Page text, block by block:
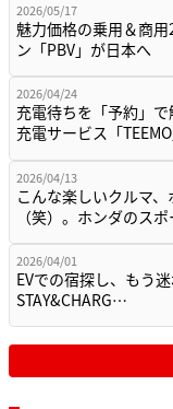
2026/05/17
魅力価格の乗用＆商
ン「PBV」が日本へ
2026/04/24
充電待ちを「予約」
充電サービス「
2026/04/13
こんな楽しいクルマ
（笑）。ホンダのス
2026/04/01
EVでの宿探し、もう
STAY&CHARG…